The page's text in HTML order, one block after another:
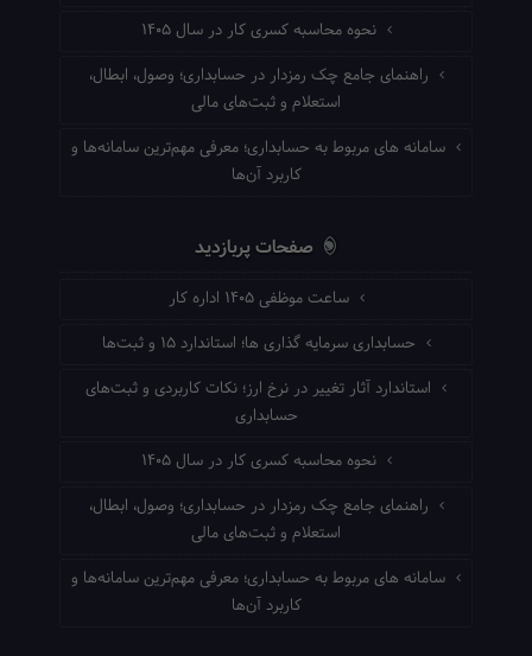
نحوه محاسبه کسری کار در سال ۱۴۰۵
راهنمای جامع چک رمزدار در حسابداری؛ وصول، ابطال،
استعلام و ثبت‌های مالی
سامانه های مربوط به حسابداری؛ معرفی مهم‌ترین سامانه‌ها و
کاربرد آن‌ها
صفحات پربازدید
ساعت موظفی ۱۴۰۵ اداره کار
حسابداری سرمایه گذاری ها؛ استاندارد ۱۵ و ثبت‌ها
استاندارد آثار تغییر در نرخ ارز؛ نکات کاربردی و ثبت‌های
حسابداری
نحوه محاسبه کسری کار در سال ۱۴۰۵
راهنمای جامع چک رمزدار در حسابداری؛ وصول، ابطال،
استعلام و ثبت‌های مالی
سامانه های مربوط به حسابداری؛ معرفی مهم‌ترین سامانه‌ها و
کاربرد آن‌ها